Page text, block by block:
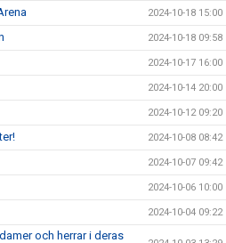
2024-10-18 15:00
2024-10-18 09:58
2024-10-17 16:00
2024-10-14 20:00
2024-10-12 09:20
2024-10-08 08:42
2024-10-07 09:42
2024-10-06 10:00
2024-10-04 09:22
och herrar i deras